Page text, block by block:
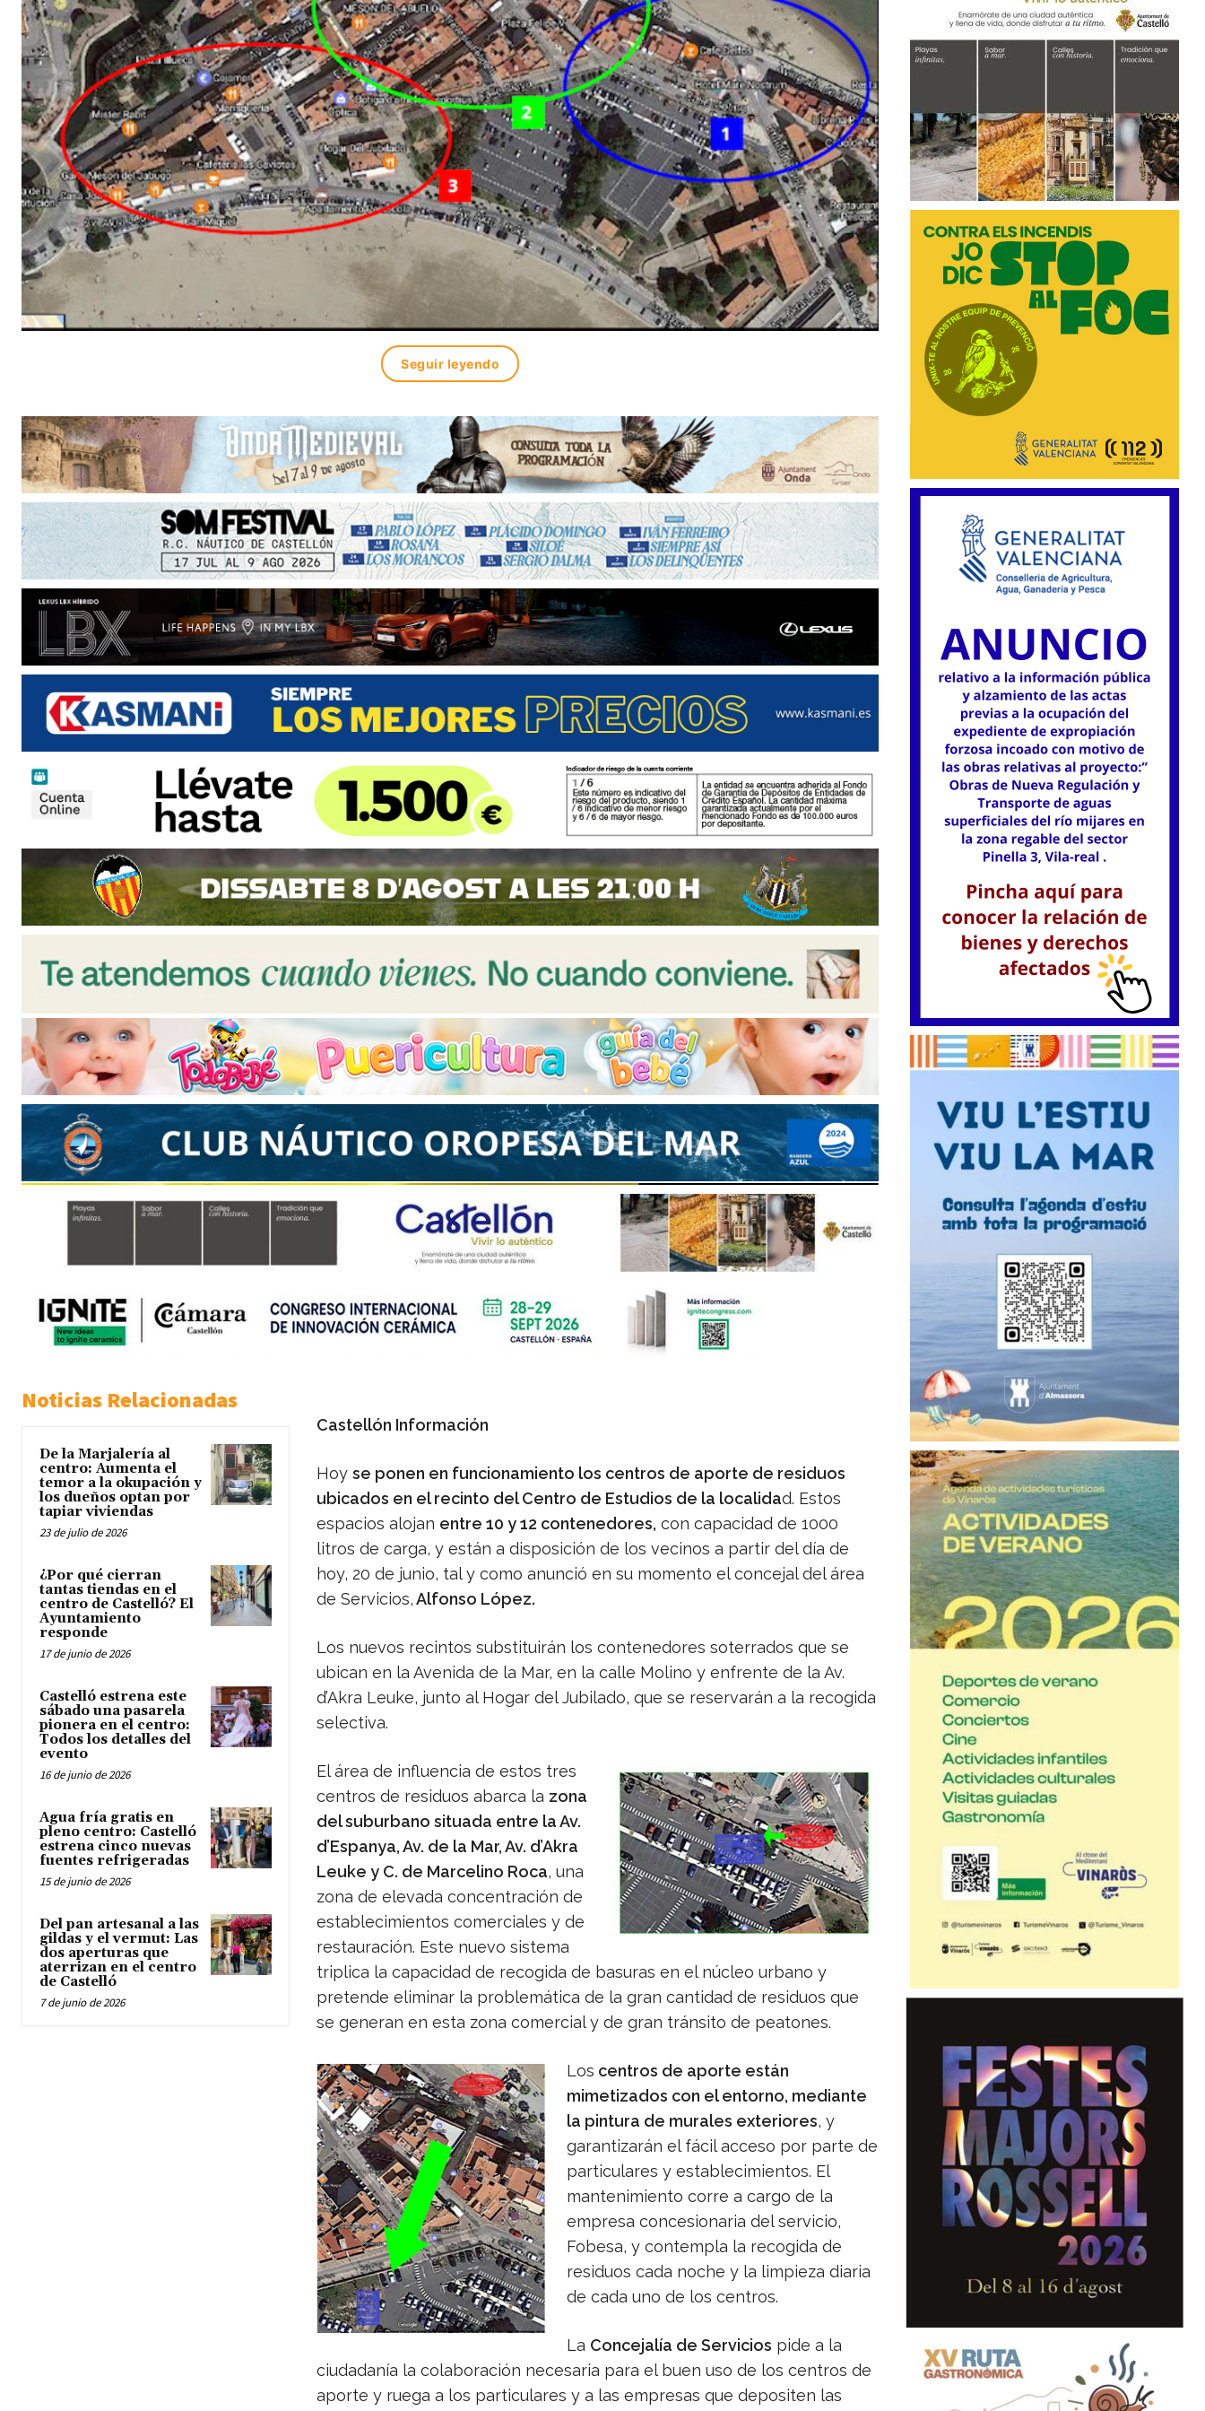
Seguir leyendo
Noticias Relacionadas
De la Marjalería al
centro: Aumenta el
temor a la okupación y
los dueños optan por
tapiar viviendas
23 de julio de 2026
¿Por qué cierran
tantas tiendas en el
centro de Castelló? El
Ayuntamiento
responde
17 de junio de 2026
Castelló estrena este
sábado una pasarela
pionera en el centro:
Todos los detalles del
evento
16 de junio de 2026
Agua fría gratis en
pleno centro: Castelló
estrena cinco nuevas
fuentes refrigeradas
15 de junio de 2026
Del pan artesanal a las
gildas y el vermut: Las
dos aperturas que
aterrizan en el centro
de Castelló
7 de junio de 2026
Castellón Información
Hoy se ponen en funcionamiento los centros de aporte de residuos
ubicados en el recinto del Centro de Estudios de la localidad. Estos
espacios alojan entre 10 y 12 contenedores, con capacidad de 1000
litros de carga, y están a disposición de los vecinos a partir del día de
hoy, 20 de junio, tal y como anunció en su momento el concejal del área
de Servicios,Alfonso López.
Los nuevos recintos substituirán los contenedores soterrados que se
ubican en la Avenida de la Mar, en la calle Molino y enfrente de la Av.
d’Akra Leuke, junto al Hogar del Jubilado, que se reservarán a la recogida
selectiva.
El área de influencia de estos tres
centros de residuos abarca la zona
del suburbano situada entre la Av.
d’Espanya, Av. de la Mar, Av. d’Akra
Leuke y C. de Marcelino Roca, una
zona de elevada concentración de
establecimientos comerciales y de
restauración. Este nuevo sistema
triplica la capacidad de recogida de basuras en el núcleo urbano y
pretende eliminar la problemática de la gran cantidad de residuos que
se generan en esta zona comercial y de gran tránsito de peatones.
Los centros de aporte están
mimetizados con el entorno, mediante
la pintura de murales exteriores, y
garantizarán el fácil acceso por parte de
particulares y establecimientos. El
mantenimiento corre a cargo de la
empresa concesionaria del servicio,
Fobesa, y contempla la recogida de
residuos cada noche y la limpieza diaria
de cada uno de los centros.
La Concejalía de Servicios pide a la
ciudadanía la colaboración necesaria para el buen uso de los centros de
aporte y ruega a los particulares y a las empresas que depositen las